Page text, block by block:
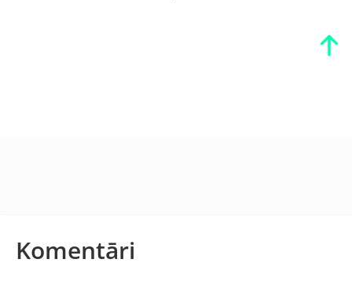
Komentāri